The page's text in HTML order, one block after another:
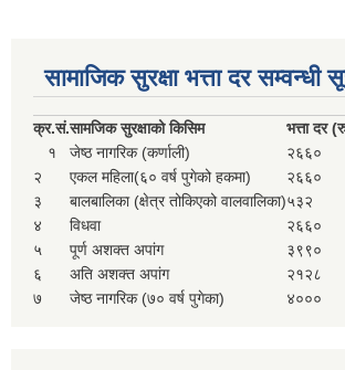
सामाजिक सुरक्षा भत्ता दर सम्वन्धी
क्र.सं.सामजिक सुरक्षाको किसिम
भत्ता दर
१
जेष्ठ नागरिक (कर्णाली)
२६६०
२
एकल महिला(६० वर्ष पुगेको हकमा)
२६६०
३
बालबालिका (क्षेत्र तोकिएको वालवालिका)५३२
४
विधवा
२६६०
५
पूर्ण अशक्त अपांग
३९९०
६
अति अशक्त अपांग
२१२८
७
जेष्ठ नागरिक (७० वर्ष पुगेका) ४०००